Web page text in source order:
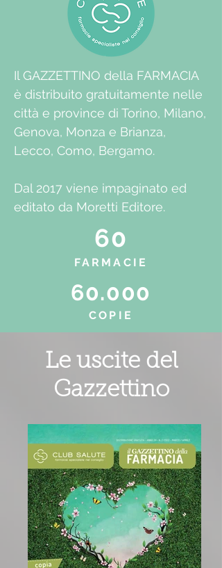
Il GAZZETTINO della FARMACIA
è distribuito gratuitamente nelle
città e province di Torino, Milano,
Genova, Monza e Brianza,
Lecco, Como, Bergamo.
Dal 2017 viene impaginato ed
editato da Moretti Editore.
60
FARMACIE
60.000
COPIE
Le uscite del
Gazzettino